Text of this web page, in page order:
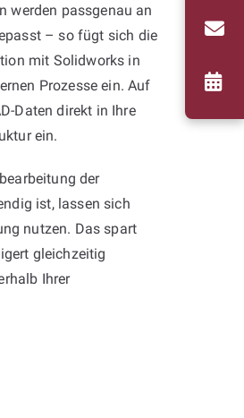
werden passgenau an
– so fügt sich die
mit Solidworks in
Prozesse ein. Auf
Daten direkt in Ihre
ein.
der
ist, lassen sich
nutzen. Das spart
gleichzeitig
Ihrer